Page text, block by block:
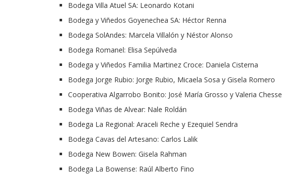
Bodega Villa Atuel SA: Leonardo Kotani
Bodega y Viñedos Goyenechea SA: Héctor Renna
Bodega SolAndes: Marcela Villalón y Néstor Alonso
Bodega Romanel: Elisa Sepúlveda
Bodega y Viñedos Familia Martinez Croce: Daniela Cisterna
Bodega Jorge Rubio: Jorge Rubio, Micaela Sosa y Gisela Romero
Cooperativa Algarrobo Bonito: José María Grosso y Valeria Chesse
Bodega Viñas de Alvear: Nale Roldán
Bodega La Regional: Araceli Reche y Ezequiel Sendra
Bodega Cavas del Artesano: Carlos Lalik
Bodega New Bowen: Gisela Rahman
Bodega La Bowense: Raúl Alberto Fino